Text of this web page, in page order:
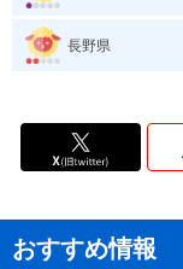
長野県
おすすめ情報